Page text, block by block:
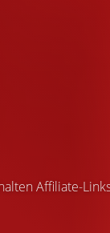
Affiliate-